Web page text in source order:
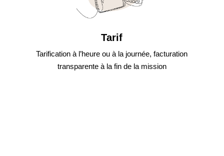
Tarif
Tarification à l’heure ou à la journée, facturation
transparente à la fin de la mission